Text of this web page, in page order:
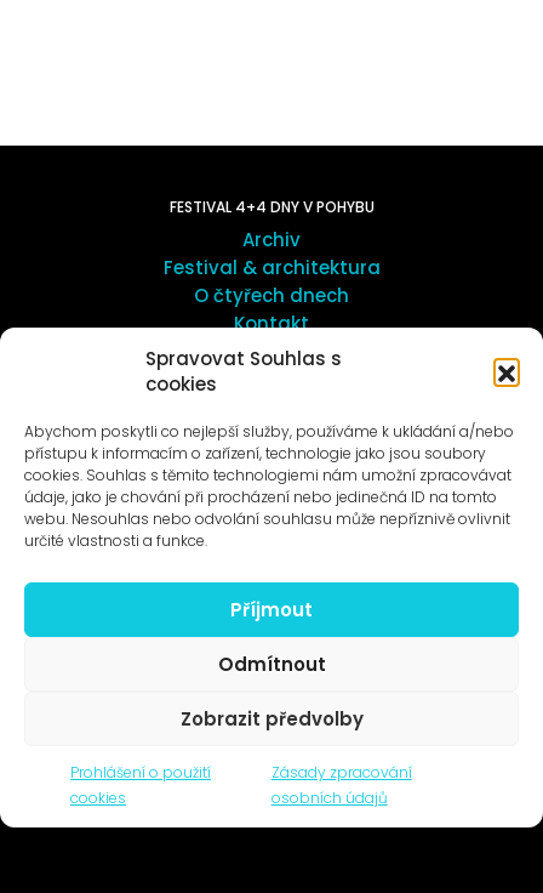
Spravovat Souhlas s
cookies
Abychom poskytli co nejlepší služby, používáme k ukládání a/nebo
přístupu k informacím o zařízení, technologie jako jsou soubory
cookies. Souhlas s těmito technologiemi nám umožní zpracovávat
údaje, jako je chování při procházení nebo jedinečná ID na tomto
webu. Nesouhlas nebo odvolání souhlasu může nepříznivě ovlivnit
určité vlastnosti a funkce.
Příjmout
Odmítnout
Zobrazit předvolby
Prohlášení o použití
cookies
Zásady zpracování
osobních údajů
FESTIVAL 4+4 DNY V POHYBU
Archiv
Festival & architektura
O čtyřech dnech
Kontakt
O umění v Motole
Novinky na e-mail
© 1996–2025
Čtyři dny, z.s. / Four Days association